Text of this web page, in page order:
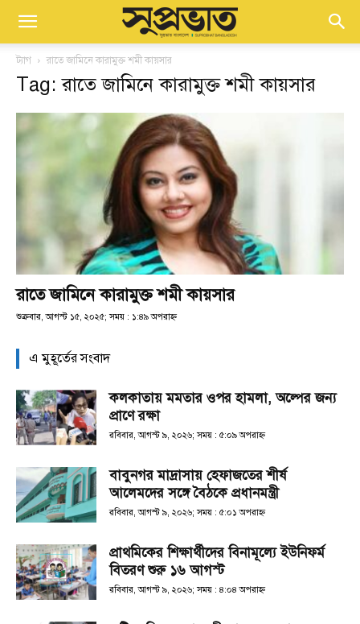
ট্যাগ রাতে জামিনে কারামুক্ত শমী কায়সার
Tag: রাতে জামিনে কারামুক্ত শমী কায়সার
রাতে জামিনে কারামুক্ত শমী কায়সার
শুক্রবার, আগস্ট ১৫, ২০২৫; সময় : ১:৪৯ অপরাহ্ণ
এ মুহূর্তের সংবাদ
কলকাতায় মমতার ওপর হামলা, অল্পের জন্য
প্রাণে রক্ষা
রবিবার, আগস্ট ৯, ২০২৬; সময় : ৫:০৯ অপরাহ্ণ
বাবুনগর মাদ্রাসায় হেফাজতের শীর্ষ
আলেমদের সঙ্গে বৈঠকে প্রধানমন্ত্রী
রবিবার, আগস্ট ৯, ২০২৬; সময় : ৫:০১ অপরাহ্ণ
প্রাথমিকের শিক্ষার্থীদের বিনামূল্যে ইউনিফর্ম
বিতরণ শুরু ১৬ আগস্ট
রবিবার, আগস্ট ৯, ২০২৬; সময় : ৪:০৪ অপরাহ্ণ